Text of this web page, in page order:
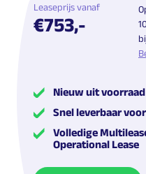
Leaseprijs vanaf
€753,-
Nieuw uit
Snel leverbaar
Volledige
Operational Lease